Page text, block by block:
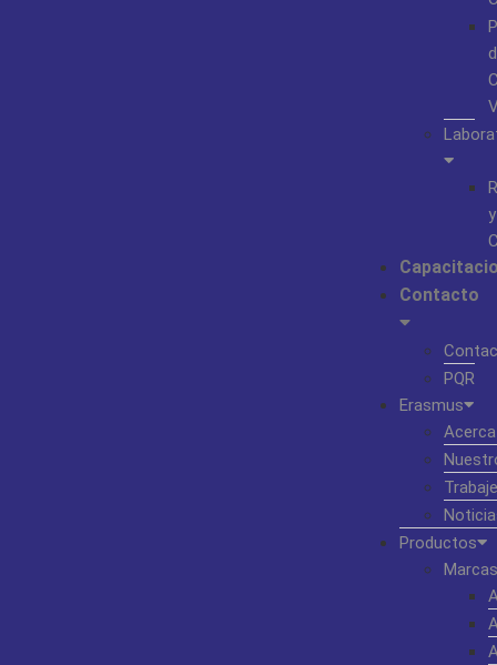
y
Contacto
PQR
Erasmus
Productos